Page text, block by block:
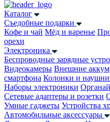
Каталог
Съедобные подарки
Кофе и чай Мёд и варенье
орехи
Электроника
Беспроводные зарядные
Видеокамеры Внешние
смартфона Колонки и
Наборы электроники
Сетевые адаптеры и розетки
Умные гаджеты Устройства
Автомобильные аксессуары